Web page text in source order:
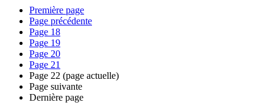
Première page
Page précédente
Page 18
Page 19
Page 20
Page 21
Page 22 (page actuelle)
Page suivante
Dernière page